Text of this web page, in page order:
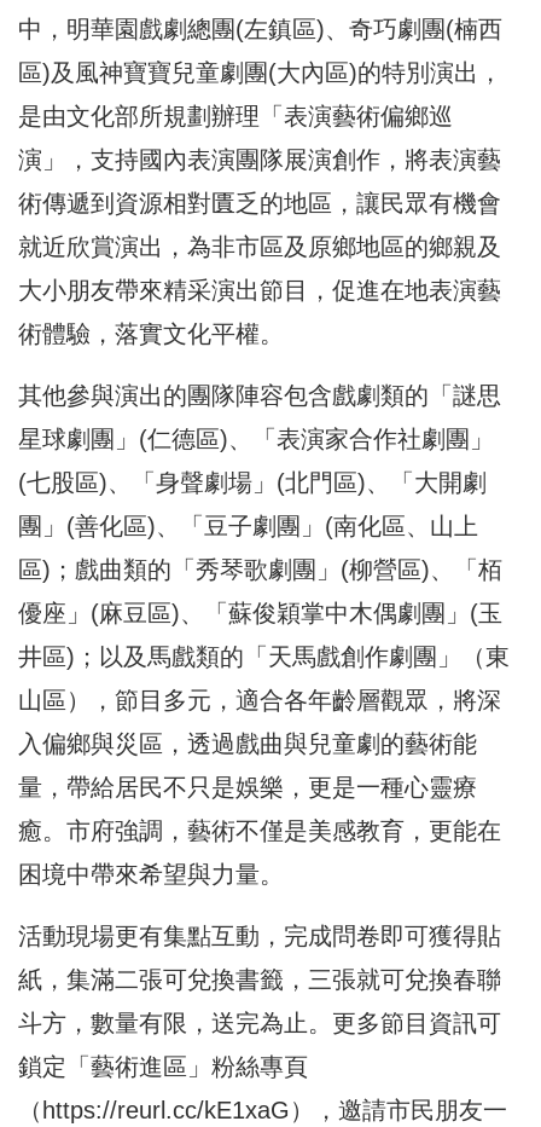
中，明華園戲劇總團(左鎮區)、奇巧劇團(楠西
區)及風神寶寶兒童劇團(大內區)的特別演出，
是由文化部所規劃辦理「表演藝術偏鄉巡
演」，支持國內表演團隊展演創作，將表演藝
術傳遞到資源相對匱乏的地區，讓民眾有機會
就近欣賞演出，為非市區及原鄉地區的鄉親及
大小朋友帶來精采演出節目，促進在地表演藝
術體驗，落實文化平權。
其他參與演出的團隊陣容包含戲劇類的「謎思
星球劇團」(仁德區)、「表演家合作社劇團」
(七股區)、「身聲劇場」(北門區)、「大開劇
團」(善化區)、「豆子劇團」(南化區、山上
區)；戲曲類的「秀琴歌劇團」(柳營區)、「栢
優座」(麻豆區)、「蘇俊穎掌中木偶劇團」(玉
井區)；以及馬戲類的「天馬戲創作劇團」（東
山區），節目多元，適合各年齡層觀眾，將深
入偏鄉與災區，透過戲曲與兒童劇的藝術能
量，帶給居民不只是娛樂，更是一種心靈療
癒。市府強調，藝術不僅是美感教育，更能在
困境中帶來希望與力量。
活動現場更有集點互動，完成問卷即可獲得貼
紙，集滿二張可兌換書籤，三張就可兌換春聯
斗方，數量有限，送完為止。更多節目資訊可
鎖定「藝術進區」粉絲專頁
（https://reurl.cc/kE1xaG ），邀請市民朋友一